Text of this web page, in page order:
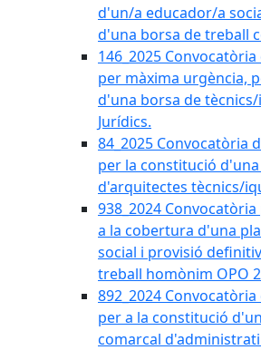
d'un/a educador/a
d'una borsa de treball
146_2025
per màxima urgència,
d'una borsa de tècnics/
Jurídics.
84_2025 Convocatòria
per la constitució
d'arquitectes tècnics/
938_2024
a la cobertura d'una
social i provisió
treball homònim OPO
892_2024
per a la constitució
comarcal